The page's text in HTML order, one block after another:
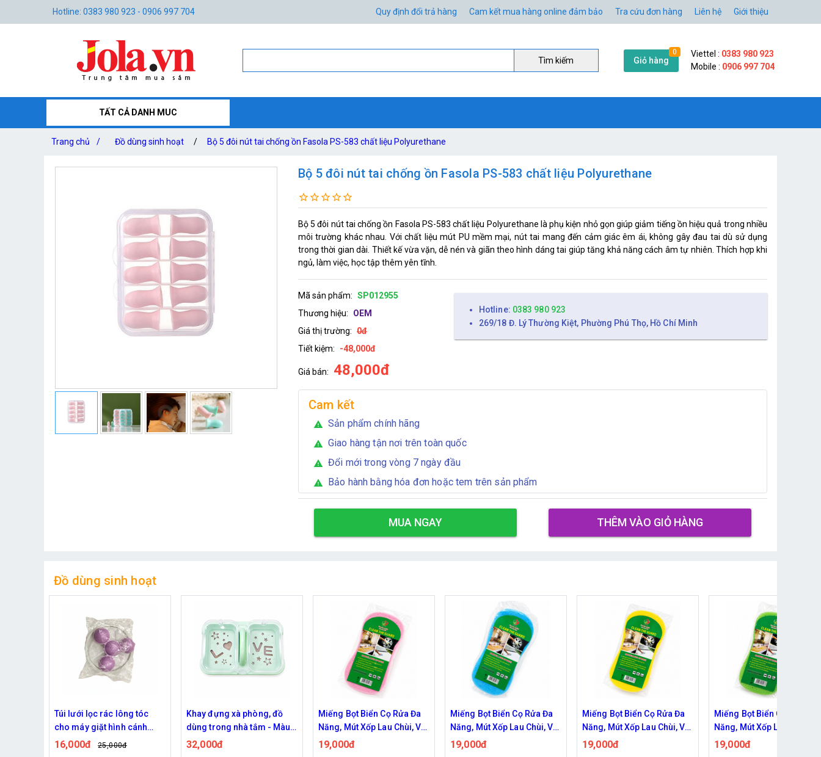
Hotline: 0383 980 923 - 0906 997 704 Quy định đổi trả hàng Cam kết mua hàng online đảm bảo Tra cứu đơn hàng Liên hệ Giới thiệu
Tìm kiếm Giỏ hàng
0 Viettel : 0383 980 923
Mobile : 0906 997 704
TẤT CẢ DANH MUC
Trang chủ / Đồ dùng sinh hoạt / Bộ 5 đôi nút tai chống ồn Fasola PS-583 chất liệu Polyurethane
Bộ 5 đôi nút tai chống ồn Fasola PS-583 chất liệu Polyurethane
Bộ 5 đôi nút tai chống ồn Fasola PS-583 chất liệu Polyurethane là phụ kiện nhỏ gọn giúp giảm tiếng ồn hiệu quả trong nhiều
môi trường khác nhau. Với chất liệu mút PU mềm mại, nút tai mang đến cảm giác êm ái, không gây đau tai dù sử dụng
trong thời gian dài. Thiết kế vừa vặn, dễ nén và giãn theo hình dáng tai giúp tăng khả năng cách âm tự nhiên. Thích hợp khi
ngủ, làm việc, học tập thêm yên tĩnh.
Mã sản phẩm: SP012955
Thương hiệu:
OEM
Giá thị trường: 0đ
Tiết kiệm:
-48,000đ
Giá bán: 48,000đ
Hotline: 0383 980 923
269/18 Đ. Lý Thường Kiệt, Phường Phú Thọ, Hồ Chí Minh
Cam kết
warning Sản phẩm chính hãng
warning Giao hàng tận nơi trên toàn quốc
warning Đổi mới trong vòng 7 ngày đầu
warning Bảo hành bằng hóa đơn hoặc tem trên sản phẩm
MUA NGAY THÊM VÀO GIỎ HÀNG
Đồ dùng sinh hoạt
Khay đựng xà phòng, đồ
dùng trong nhà tắm - Màu
Xanh
32,000đ
Miếng Bọt Biển Cọ Rửa Đa
Năng, Mút Xốp Lau Chùi, Vệ
Sinh Xe Cộ Đồ Dùng - Màu
19,000đ
Miếng Bọt Biển Cọ Rửa Đa
Năng, Mút Xốp Lau Chùi, Vệ
Sinh Xe Cộ Đồ Dùng - Màu
19,000đ
Miếng Bọt Biển Cọ Rửa Đa
Năng, Mút Xốp Lau Chùi, Vệ
Sinh Xe Cộ Đồ Dùng - Màu
19,000đ
Miếng Bọt Biển Cọ Rửa Đa
Năng, Mút Xốp Lau Chùi, Vệ
Sinh Xe Cộ Đồ Dùng - Màu
19,000đ
Bàn Chải Điện Vệ Sinh Đa
Năng 9 IN 1 – Giải Pháp
Làm Sạch Toàn Diện Cho
275,000đ